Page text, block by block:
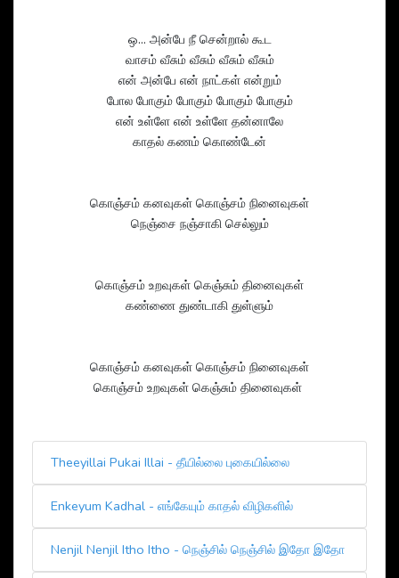
ஒ... அன்பே நீ சென்றால் கூட
வாசம் வீசும் வீசும் வீசும் வீசும்
என் அன்பே என் நாட்கள் என்றும்
போல போகும் போகும் போகும் போகும்
என் உள்ளே என் உள்ளே தன்னாலே
காதல் கணம் கொண்டேன்
கொஞ்சம் கனவுகள் கொஞ்சம் நினைவுகள்
நெஞ்சை நஞ்சாகி செல்லும்
கொஞ்சம் உறவுகள் கெஞ்சும் தினைவுகள்
கண்ணை துண்டாகி துள்ளும்
கொஞ்சம் கனவுகள் கொஞ்சம் நினைவுகள்
கொஞ்சம் உறவுகள் கெஞ்சும் தினைவுகள்
Theeyillai Pukai Illai - தீயில்லை புகையில்லை
Enkeyum Kadhal - எங்கேயும் காதல் விழிகளில்
Nenjil Nenjil Itho Itho - நெஞ்சில் நெஞ்சில் இதோ இதோ